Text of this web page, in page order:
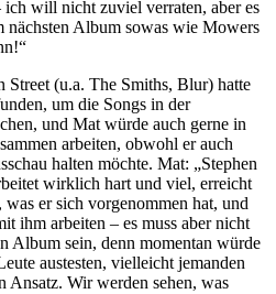
will nicht zuviel verraten, aber es
nächsten Album sowas wie Mowers
Street (u.a. The Smiths, Blur) hatte
um die Songs in der
und Mat würde auch gerne in
arbeiten, obwohl er auch
halten möchte. Mat: „Stephen
wirklich hart und viel, erreicht
er sich vorgenommen hat, und
ihm arbeiten – es muss aber nicht
Album sein, denn momentan würde
austesten, vielleicht jemanden
Ansatz. Wir werden sehen, was